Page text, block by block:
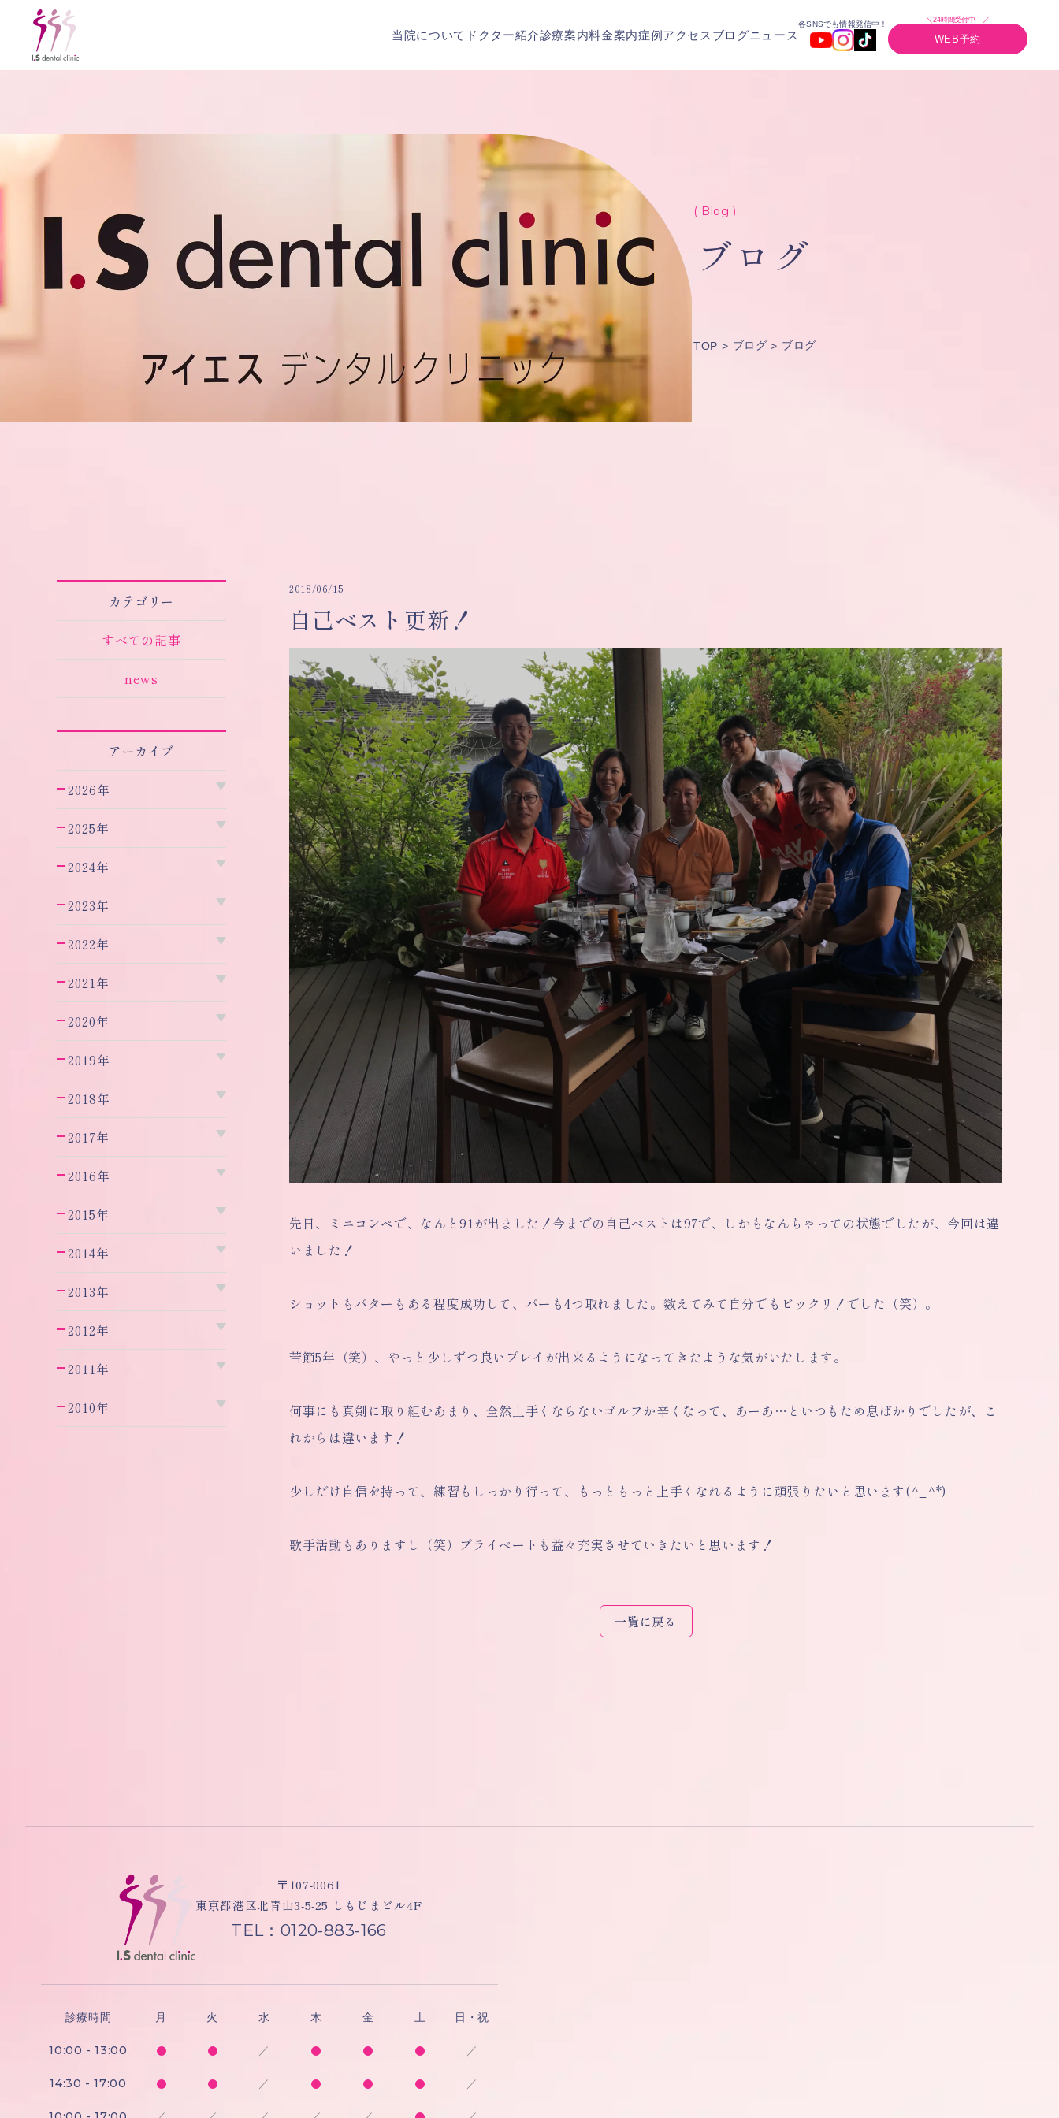
当院について ドクター紹介診療案内料金案内症例アクセス ブログニュース
各SNSでも情報発信中！
＼24時間受付中！／
WEB予約
( Blog )
ブログ
TOP ブログ ブログ
カテゴリー
すべての記事
news
アーカイブ
2026年
2025年
2024年
2023年
2022年
2021年
2020年
2019年
2018年
2017年
2016年
2015年
2014年
2013年
2012年
2011年
2010年
2018/06/15
自己ベスト更新！
先日、ミニコンペで、なんと91が出ました！今までの自己ベストは97で、しかもなんちゃっての状態でしたが、今回は違
いました！
ショットもパターもある程度成功して、パーも4つ取れました。数えてみて自分でもビックリ！でした（笑）。
苦節5年（笑）、やっと少しずつ良いプレイが出来るようになってきたような気がいたします。
何事にも真剣に取り組むあまり、全然上手くならないゴルフか辛くなって、あーあ…といつもため息ばかりでしたが、こ
れからは違います！
少しだけ自信を持って、練習もしっかり行って、もっともっと上手くなれるように頑張りたいと思います(^_^*)
歌手活動もありますし（笑）プライベートも益々充実させていきたいと思います！
一覧に戻る
〒107-0061
東京都港区北青山3-5-25 しもじまビル4F
TEL：0120-883-166
診療時間 月 火 水 木 金 土 日・祝
10:00 - 13:00 ／ ／
14:30 - 17:00 ／ ／